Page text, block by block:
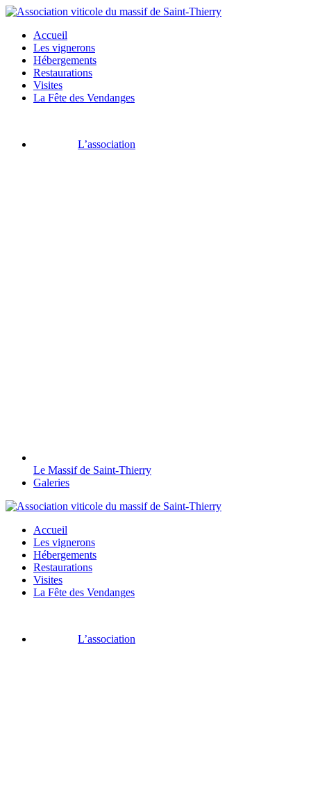
Accueil
Les vignerons
Hébergements
Restaurations
Visites
La Fête des Vendanges
L’association
Le Massif de Saint-Thierry
Galeries
Accueil
Les vignerons
Hébergements
Restaurations
Visites
La Fête des Vendanges
L’association